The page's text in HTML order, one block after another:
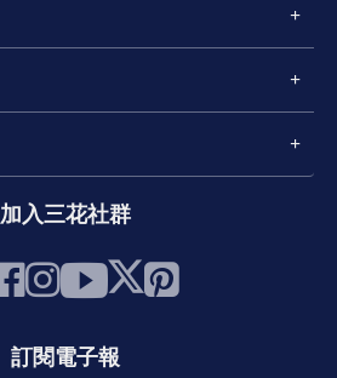
加入三花社群
訂閱電子報